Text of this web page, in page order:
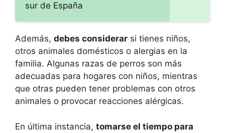
sur de España
Además, debes considerar si tienes niños,
otros animales domésticos o alergias en la
familia. Algunas razas de perros son más
adecuadas para hogares con niños, mientras
que otras pueden tener problemas con otros
animales o provocar reacciones alérgicas.
En última instancia, tomarse el tiempo para